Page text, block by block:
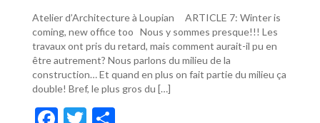
Atelier d’Architecture à Loupian ARTICLE 7: Winter is
coming, new office too Nous y sommes presque!!! Les
travaux ont pris du retard, mais comment aurait-il pu en
être autrement? Nous parlons du milieu de la
construction… Et quand en plus on fait partie du milieu ça
double! Bref, le plus gros du […]